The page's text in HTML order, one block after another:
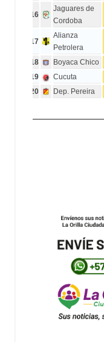
16
Jaguares de
Cordoba
17
Alianza
Petrolera
18 Boyaca Chico
19
Cucuta
20
Dep. Pereira